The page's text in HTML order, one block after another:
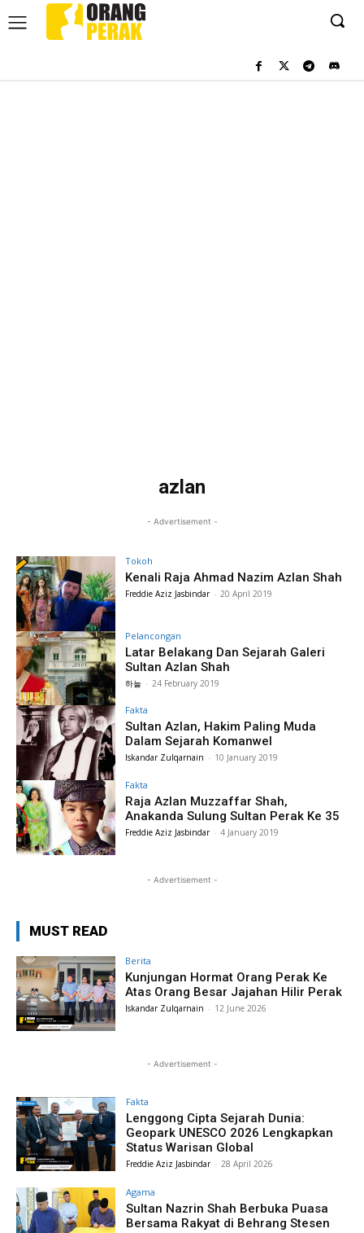
azlan
- Advertisement -
Tokoh
Kenali Raja Ahmad Nazim Azlan Shah
Freddie Aziz Jasbindar - 20 April 2019
Pelancongan
Latar Belakang Dan Sejarah Galeri
Sultan Azlan Shah
하늘 - 24 February 2019
Fakta
Sultan Azlan, Hakim Paling Muda
Dalam Sejarah Komanwel
Iskandar Zulqarnain - 10 January 2019
Fakta
Raja Azlan Muzzaffar Shah,
Anakanda Sulung Sultan Perak Ke 35
Freddie Aziz Jasbindar - 4 January 2019
- Advertisement -
MUST READ
Berita
Kunjungan Hormat Orang Perak Ke
Atas Orang Besar Jajahan Hilir Perak
Iskandar Zulqarnain - 12 June 2026
- Advertisement -
Fakta
Lenggong Cipta Sejarah Dunia:
Geopark UNESCO 2026 Lengkapkan
Status Warisan Global
Freddie Aziz Jasbindar - 28 April 2026
Agama
Sultan Nazrin Shah Berbuka Puasa
Bersama Rakyat di Behrang Stesen